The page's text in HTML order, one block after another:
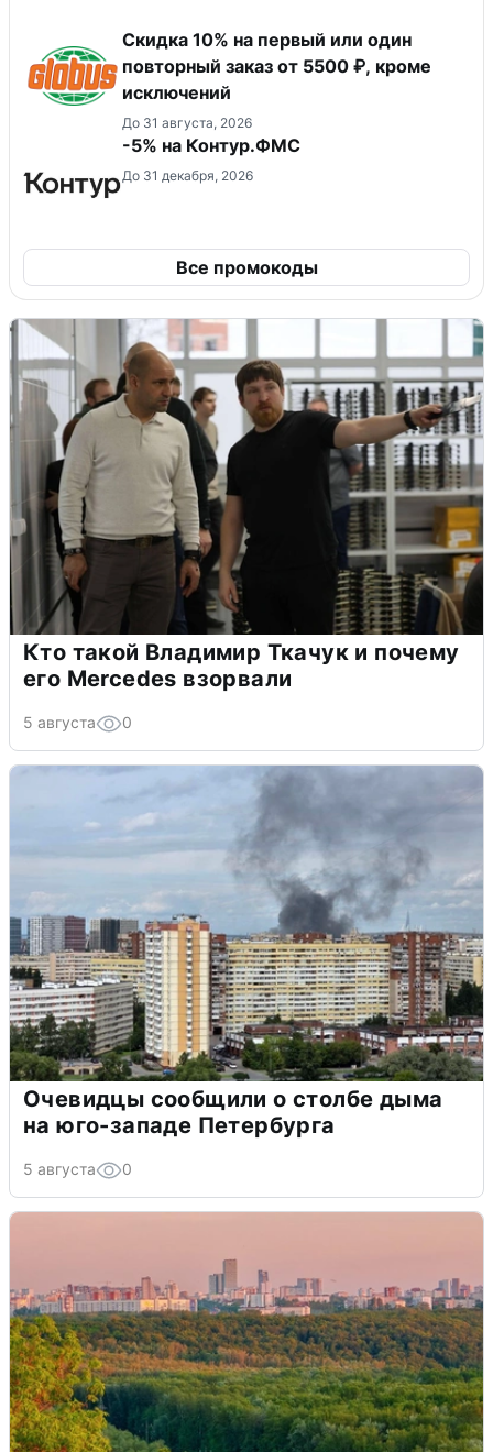
​Скидка 10% на первый или один
повторный заказ от 5500 ₽, кроме
исключений
До 31 августа, 2026
-5% на Контур.ФМС
До 31 декабря, 2026
Все промокоды
Кто такой Владимир Ткачук и почему
его Mercedes взорвали
5 августа 0
Очевидцы сообщили о столбе дыма
на юго-западе Петербурга
5 августа 0